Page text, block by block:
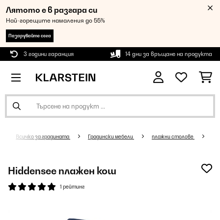
Лятото е в разгара си
Най-горещите намаления до 55%
Пазарувайте сега
3 години гаранция 14 дни за връщане на продукта
Всичко за градината Градински мебели плажни столове
Hiddensee плажен кош
1 рейтинг